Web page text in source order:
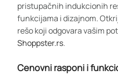
pristupačnih indukcionih
funkcijama i dizajnom.
rešo koji odgovara vašim
Shoppster.rs.
Cenovni rasponi i